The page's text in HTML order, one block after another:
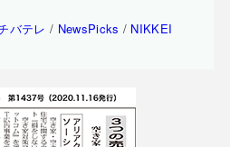
バテレ / NewsPicks / NIKKEI